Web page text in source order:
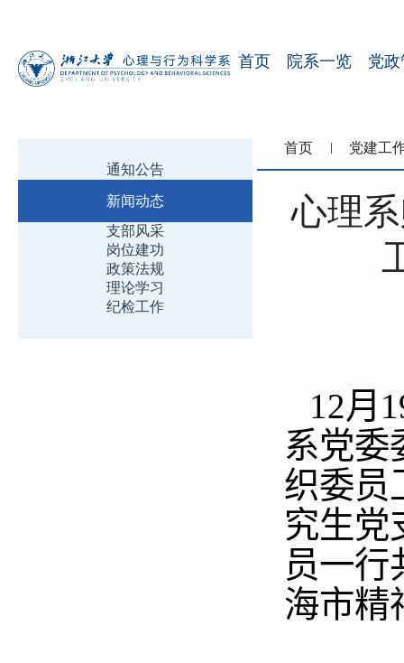
首页 院系一览 党
通知公告
新闻动态
支部风采
岗位建功
政策法规
理论学习
纪检工作
首页 党建工
心理
12月
系党委
织委员
究生党
员一行
海市精